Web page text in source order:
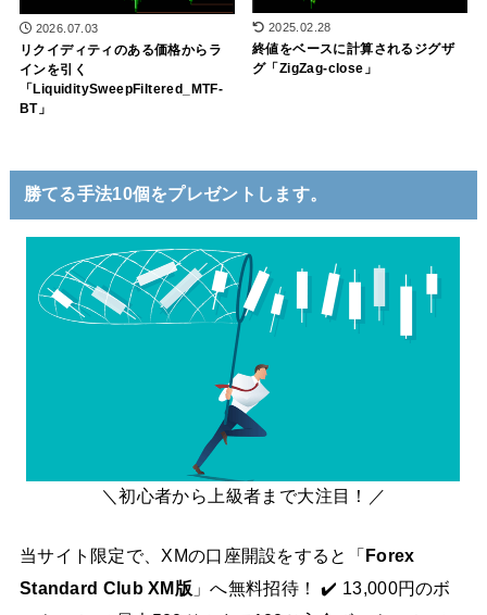
2026.07.03
リクイディティのある価格からラ
インを引く
「LiquiditySweepFiltered_MTF-
BT」
2025.02.28
終値をベースに計算されるジグザ
グ「ZigZag-close」
勝てる手法10個をプレゼントします。
＼初心者から上級者まで大注目！／
当サイト限定で、XMの口座開設をすると「 Forex
Standard Club XM版 」へ無料招待！ ✔️ 13,000円のボ